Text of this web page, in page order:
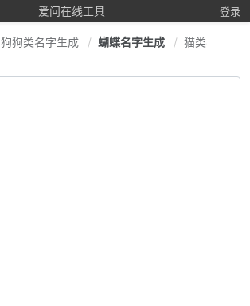
爱问在线工具 登录
狗狗类名字生成 蝴蝶名字生成 猫类名字生成